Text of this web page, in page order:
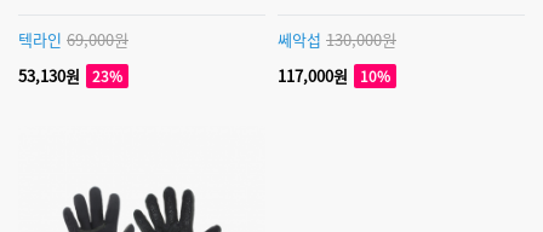
텍라인 69,000원
53,130원
23%
쎄악섭 130,000원
117,000원
10%